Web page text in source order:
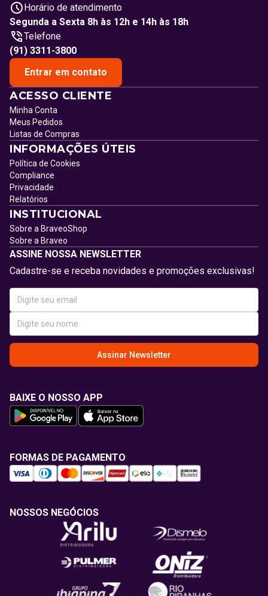
Horário de atendimento
Segunda a Sexta 8h às 12h e 14h às 18h
Telefone
(91) 3311-3800
Entrar em contato
ACESSO CLIENTE
Minha Conta
Meus Pedidos
Listas de Compras
INFORMAÇÕES ÚTEIS
Política de Cookies
Compliance
Privacidade
Relatórios
INSTITUCIONAL
Sobre a BraveoShop
Sobre a Braveo
ASSINE NOSSA NEWSLETTER
Cadastre-se e receba novidades e promoções exclusivas!
Assinar Newsletter
BAIXE O NOSSO APP
FORMAS DE PAGAMENTO
NOSSOS NEGÓCIOS